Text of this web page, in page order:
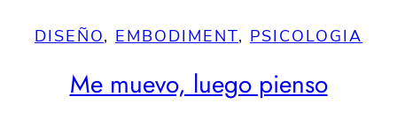
DISEÑO, EMBODIMENT, PSICOLOGIA
Me muevo, luego pienso